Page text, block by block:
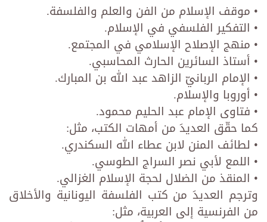
• موقف الإسلام من الفن والعلم والفلسفة.
• التفكير الفلسفي في الإسلام.
• منهج الإصلاح الإسلامي في المجتمع.
• أستاذ السائرين الحارث المحاسبي.
• الإمام الربانيّ الزاهد عبد الله بن المبارك.
• أوروبا والإسلام.
• فتاوى الإمام عبد الحليم محمود.
كما حقّق العديدَ من أمهات الكتب، مثل:
• لطائف المنن لابن عطاء الله السكندري.
• اللمع لأبي نصر السراج الطوسي.
• المنقذ من الضلال لحجة الإسلام الغزالي.
وترجم العديدَ من كتب الفلسفة اليونانية والأخلاق
من الفرنسية إلى العربية، مثل: